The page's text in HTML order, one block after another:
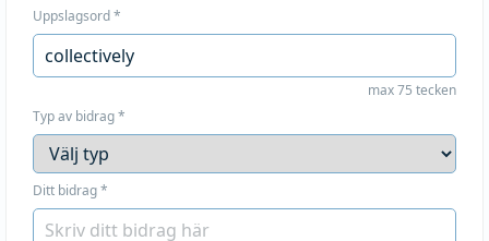
Uppslagsord*
max 75 tecken
Typ av bidrag*
Ditt bidrag*